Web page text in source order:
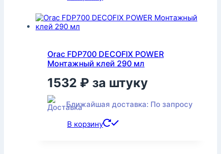
Orac FDP700 DECOFIX POWER
Монтажный клей 290 мл
1532 ₽ за штуку
Ближайшая доставка: По запросу
В корзину